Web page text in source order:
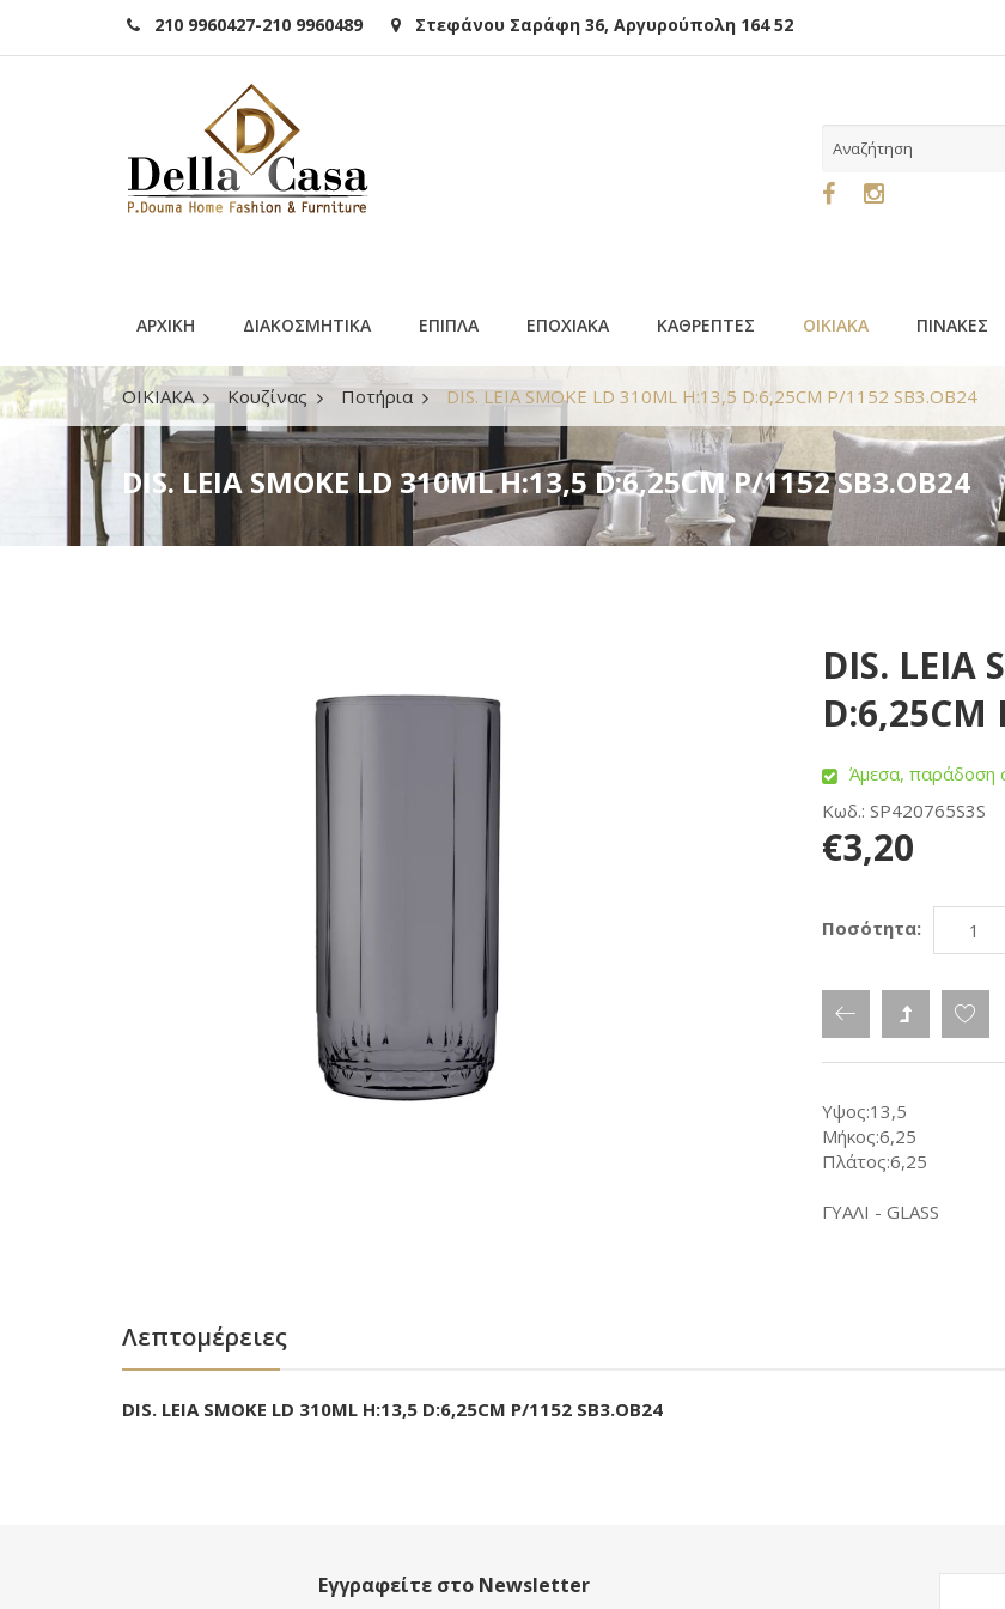
210 9960427-210 9960489 Στεφάνου Σαράφη 36, Αργυρούπολη 164 52
ΑΡΧΙΚΗ ΔΙΑΚΟΣΜΗΤΙΚΑ ΕΠΙΠΛΑ ΕΠΟΧΙΑΚΑ ΚΑΘΡΕΠΤΕΣ ΟΙΚΙΑΚΑ ΠΙΝΑΚΕΣ
ΟΙΚΙΑΚΑ Κουζίνας Ποτήρια DIS. LEIA SMOKE LD 310ML H:13,5 D:6,25CM P/1152 SB3.OB24
DIS. LEIA SMOKE LD 310ML H:13,5 D:6,25CM P/1152 SB3.OB24
DIS. LEIA
D:6,25CM
Άμεσα, παράδοση
Κωδ.: SP420765S3S
€3,20
Ποσότητα:
Υψος:13,5
Μήκος:6,25
Πλάτος:6,25
ΓΥΑΛΙ - GLASS
Λεπτομέρειες
DIS. LEIA SMOKE LD 310ML H:13,5 D:6,25CM P/1152 SB3.OB24
Εγγραφείτε στο Newsletter